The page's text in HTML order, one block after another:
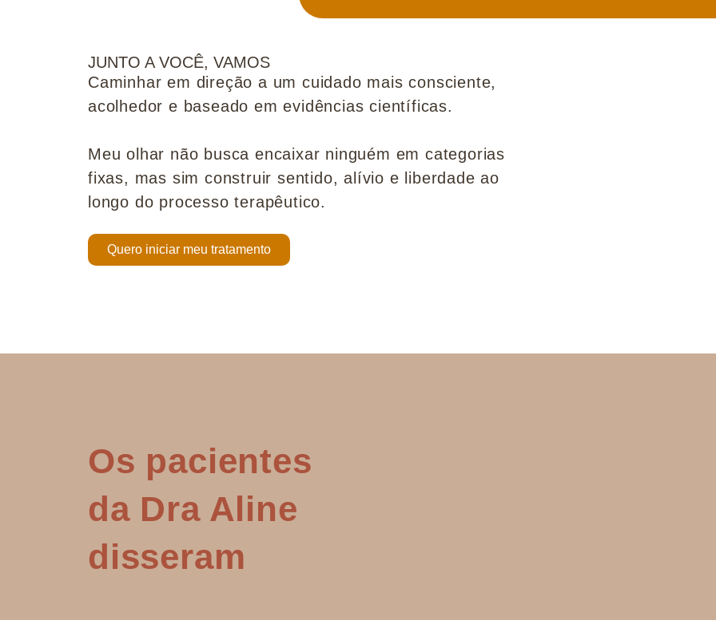
JUNTO A VOCÊ, VAMOS
Caminhar em direção a um cuidado mais consciente,
acolhedor e baseado em evidências científicas.
Meu olhar não busca encaixar ninguém em categorias
fixas, mas sim construir sentido, alívio e liberdade ao
longo do processo terapêutico.
Quero iniciar meu tratamento
Os pacientes
da Dra Aline
disseram